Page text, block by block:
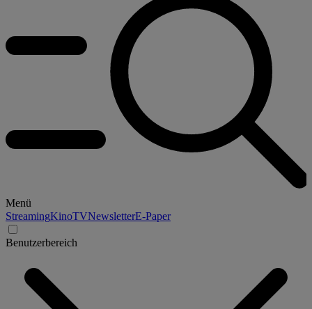
Menü
StreamingKinoTVNewsletterE-Paper
Benutzerbereich